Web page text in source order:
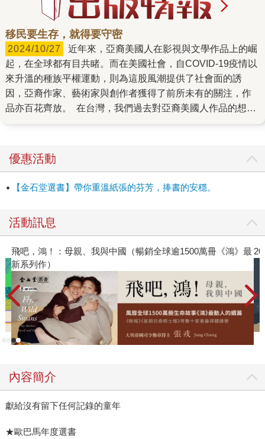
移民要生存，就得要守密
2024/10/27
起，在全球都有目共睹。而在美國社會，自COVID-19疫情以
來升溫的種族平權運動，則為這股風潮提供了社會面的誘
因，亞裔作家、藝術家與創作者獲得了前所未有的關注，作
品亦百花齊放。 在台灣，我們過去對亞裔美國人作品的想
的創傷故事。而在這些敘事中，美國夢是明亮的信念、也是
陰鬱的夢幻，龐大又宛如近在眼前，卻似乎永遠無法企及。
如今，移民第二代紛紛成長，身上除了肩負上一代的焦慮與
韓裔美籍作家蜜雪兒‧桑娜（Michelle Zauner）的《沒有媽媽
True保持真誠》（Stay True），都在反覆詰問上一代人的美
國夢，並從中探問、細緻地闡述他們這一輩移民二代的自我
認同。 《美麗國度》（Beautiful Country）便是此一系列書
寫中獨特的存在。作者王乾（Qian Julie Wang）在書中闡述
曾作為沒有合法身分的「無證黑戶」在美國生活的童年往
事，而書名取做「美麗國度」，說的即是她最早對美國的想
像，也是諸多移民最初對美國的嚮往。書中，王乾選擇讓童
期的所見所想。儘管她必然是書中主角，書中最令人怵目驚
心的卻是她眼中成年人的艱辛──作為孩童的她是被保護的身
分，但父母卻是最直接面對語言、環境極端轉變的人，而她
人：安靜、不多嘴、隱形。 王乾在書中描寫大量往事，但卻
優惠活動
【金石堂選書】帶你重溫紙張的芬芳，捧書的安穩。
活動訊息
1500萬冊《鴻》最 2026年8月金石堂強力推薦
內容簡介
獻給沒有留下任何記錄的童年
★歐巴馬年度選書